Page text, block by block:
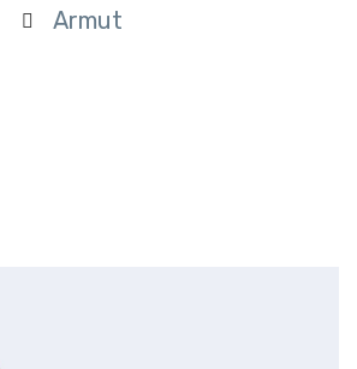
Armut